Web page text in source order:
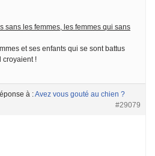
sans les femmes, les femmes qui sans
et ses enfants qui se sont battus
croyaient !
à :Avez vous gouté au chien ?
#29079